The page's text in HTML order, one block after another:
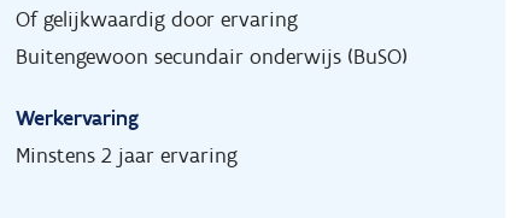
Of gelijkwaardig door ervaring
Buitengewoon secundair onderwijs (BuSO)
Werkervaring
Minstens 2 jaar ervaring